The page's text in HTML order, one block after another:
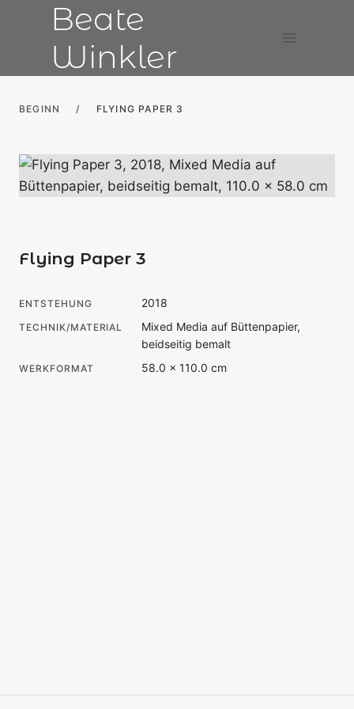
Beate
Winkler
BEGINN / FLYING PAPER 3
Flying Paper 3
ENTSTEHUNG 2018
TECHNIK/MATERIAL
Mixed Media auf Büttenpapier,
beidseitig bemalt
WERKFORMAT 58.0 × 110.0 cm